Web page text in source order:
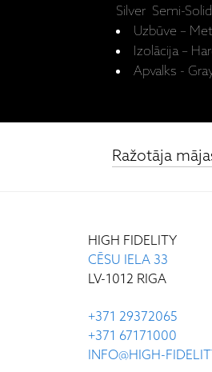
Silver Semi-
Uzbūve –
Izolācija –
Apvalks -
Ražotāja
HIGH FIDELITY
CĒSU IELA 33
LV-1012 RIGA
+371 29372065
+371 67171000
INFO@HIGH-